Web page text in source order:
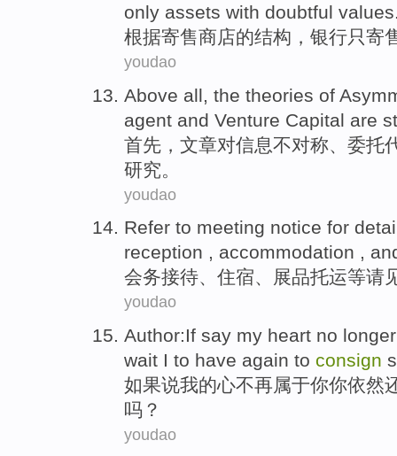
only assets with doubtful values
根据寄售商店的结构 ， 银行只寄
youdao
Above all the theories of
agent and Venture Capital are
首先 ，文章对信息不对称 委托
研究。
youdao
Refer to meeting notice for
reception , accommodation ,
会务接待、 住宿、 展品托运等请
youdao
Author:If say my heart no longer
wait I to have again to consign
如果说我的心不再属于你你依然
吗？
youdao